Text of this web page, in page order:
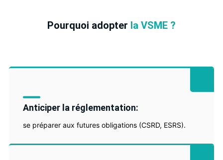
Pourquoi adopter la VSME ?
Anticiper la réglementation:
se préparer aux futures obligations (CSRD, ESRS).